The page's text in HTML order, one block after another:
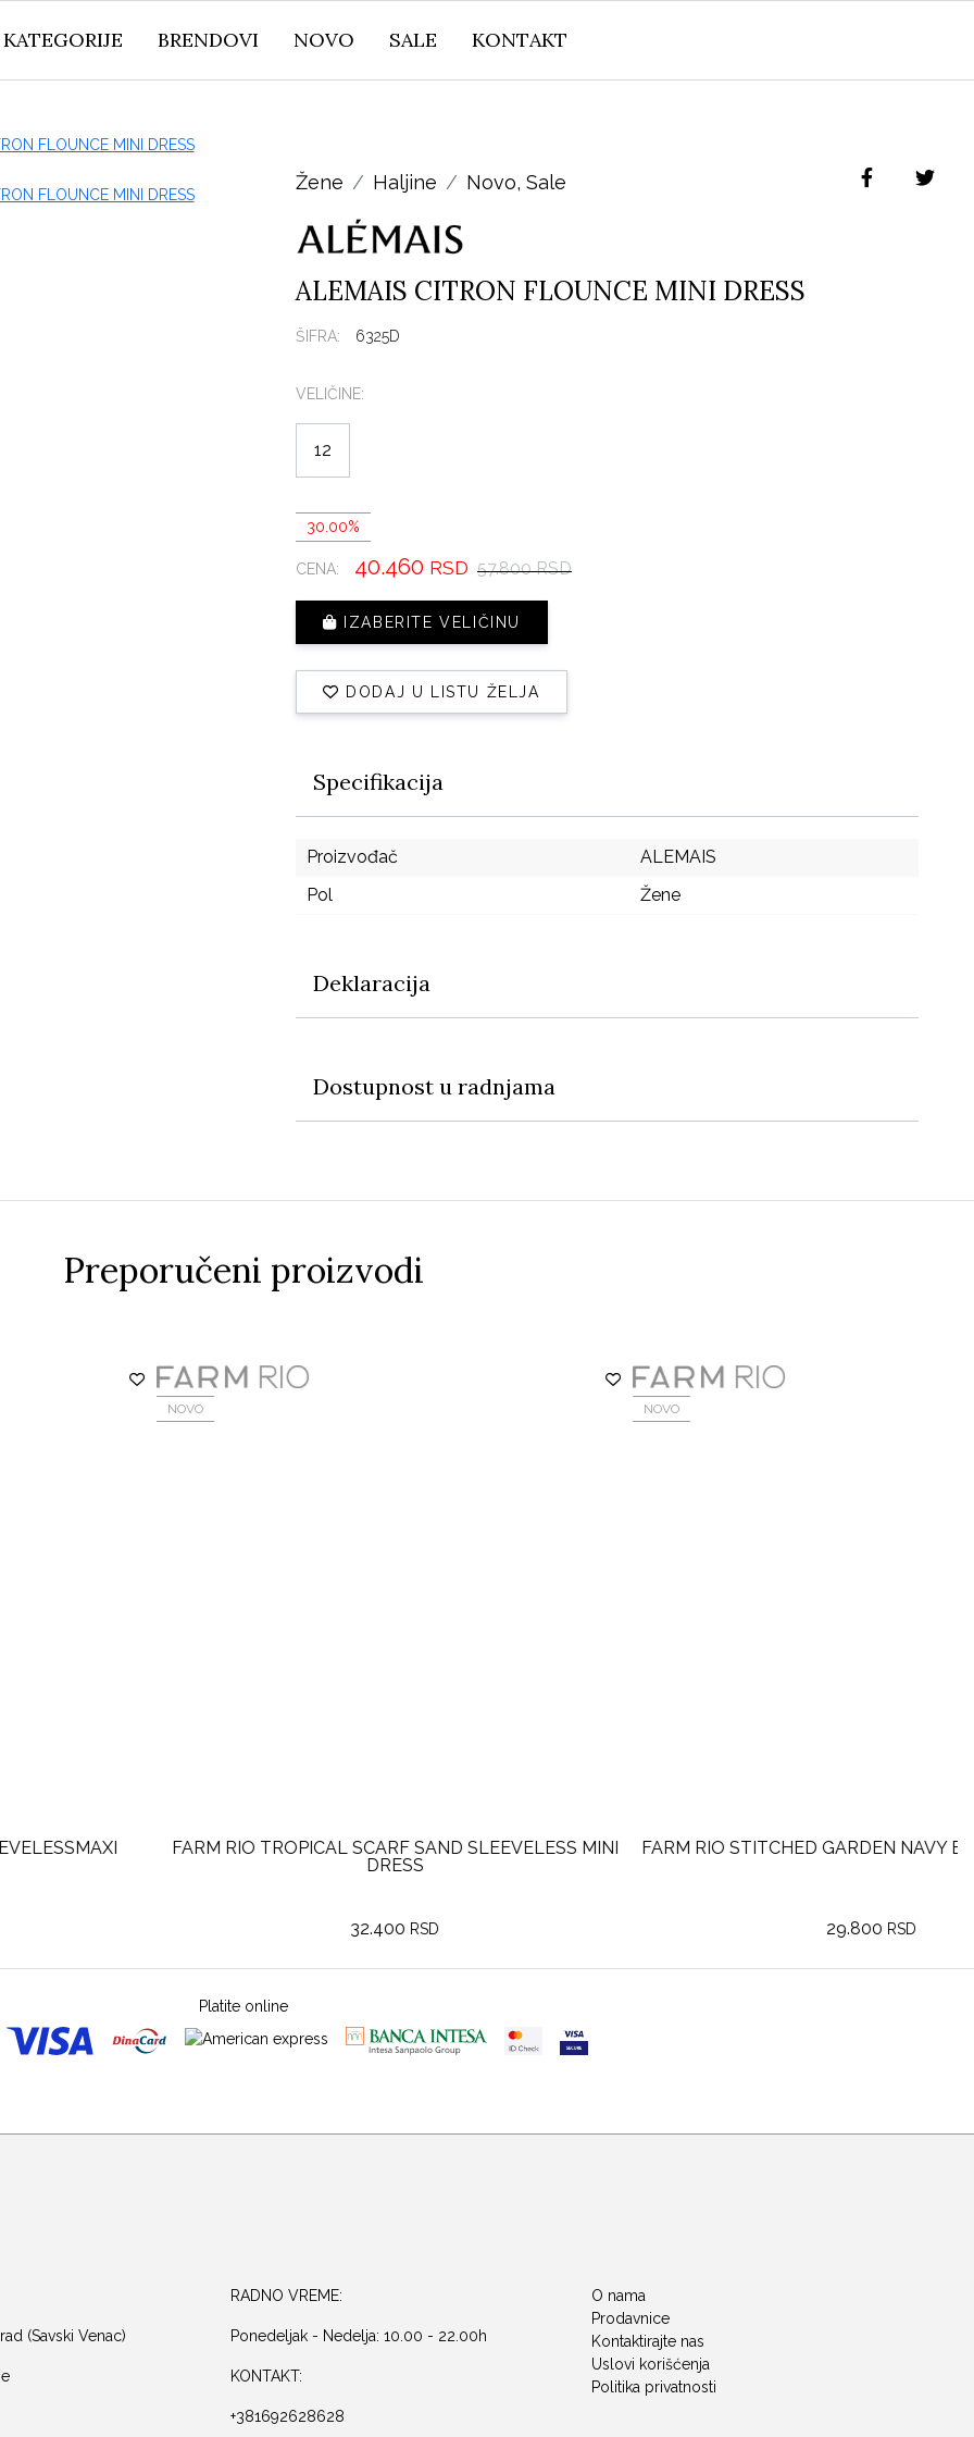
KATEGORIJE BRENDOVI NOVO SALE KONTAKT
Žene Haljine Novo, Sale
ALEMAIS CITRON FLOUNCE MINI DRESS
ŠIFRA: 6325D
VELIČINE:
12
30.00%
CENA: 40.460 RSD 57.800 RSD
IZABERITE VELIČINU
DODAJ U LISTU ŽELJA
Specifikacija
Proizvođač
ALEMAIS
Pol
Žene
Deklaracija
Dostupnost u radnjama
Preporučeni proizvodi
FARM RIO TROPICAL SCARF SAND SLEEVELESS MINI
FARM RIO STITCHED GARDEN NAVY BLUE MINI DRESS
Platite online
(Savski Venac)
RADNO VREME:
Ponedeljak - Nedelja: 10.00 - 22.00h
KONTAKT:
+381692628628
O nama
Prodavnice
Kontaktirajte nas
Uslovi korišćenja
Politika privatnosti